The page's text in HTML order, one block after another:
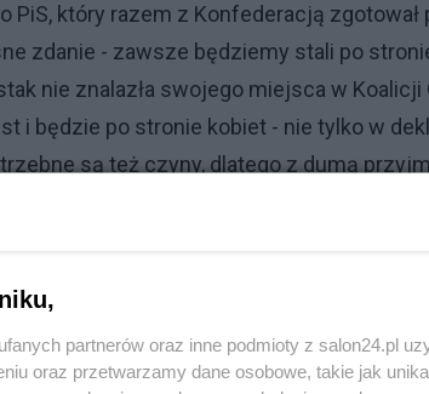
który razem z Konfederacją zgotował
zdanie - zawsze będziemy stali po
nie znalazła swojego miejsca w
i będzie po stronie kobiet - nie tylko w
są też czyny, dlatego z dumą
że jego formacja jest gotowa na
rozpoczną się rozmowy z
partnerów oraz inne podmioty z salon24.pl
oraz przetwarzamy dane osobowe, takie jak